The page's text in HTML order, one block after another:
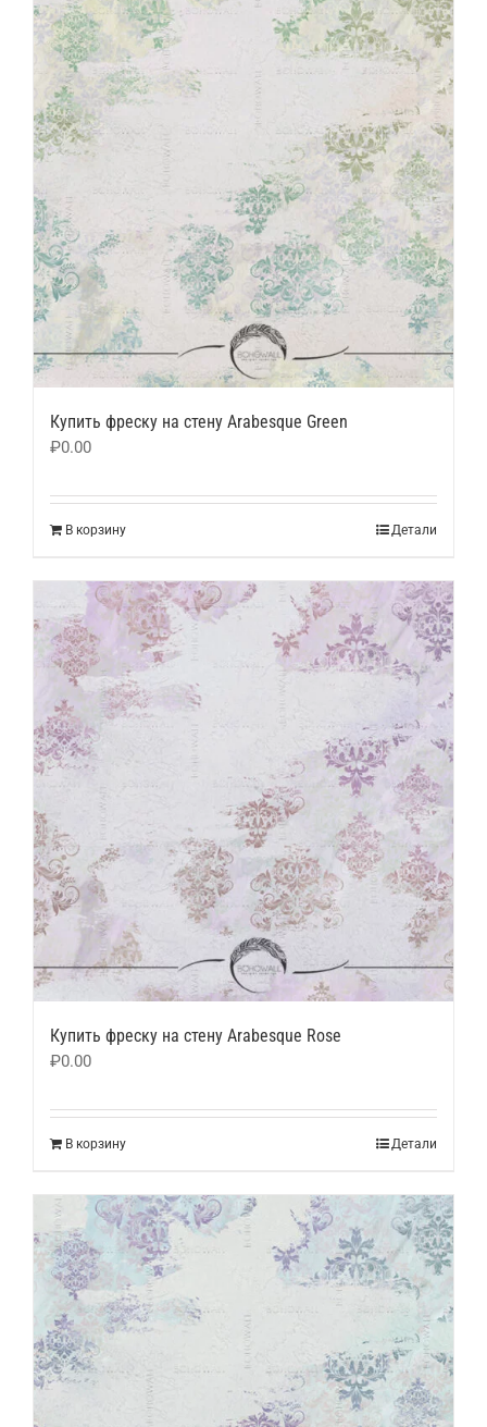
Купить фреску на стену Arabesque Green
₽0.00
В корзину Детали
Купить фреску на стену Arabesque Rose
₽0.00
В корзину Детали